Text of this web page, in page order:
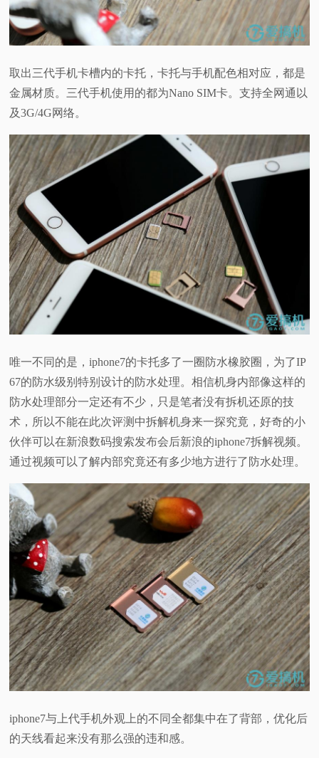
取出三代手机卡槽内的卡托，卡托与手机配色相对应，都是
金属材质。三代手机使用的都为Nano SIM卡。支持全网通以
及3G/4G网络。
唯一不同的是，iphone7的卡托多了一圈防水橡胶圈，为了IP
67的防水级别特别设计的防水处理。相信机身内部像这样的
防水处理部分一定还有不少，只是笔者没有拆机还原的技
术，所以不能在此次评测中拆解机身来一探究竟，好奇的小
伙伴可以在新浪数码搜索发布会后新浪的iphone7拆解视频。
通过视频可以了解内部究竟还有多少地方进行了防水处理。
iphone7与上代手机外观上的不同全都集中在了背部，优化后
的天线看起来没有那么强的违和感。